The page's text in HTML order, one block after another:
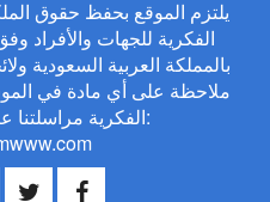
الفكرية للجهات والأفراد
بالمملكة العربية السعودية
ملاحظة على أي مادة في
الفكرية مراسلتنا